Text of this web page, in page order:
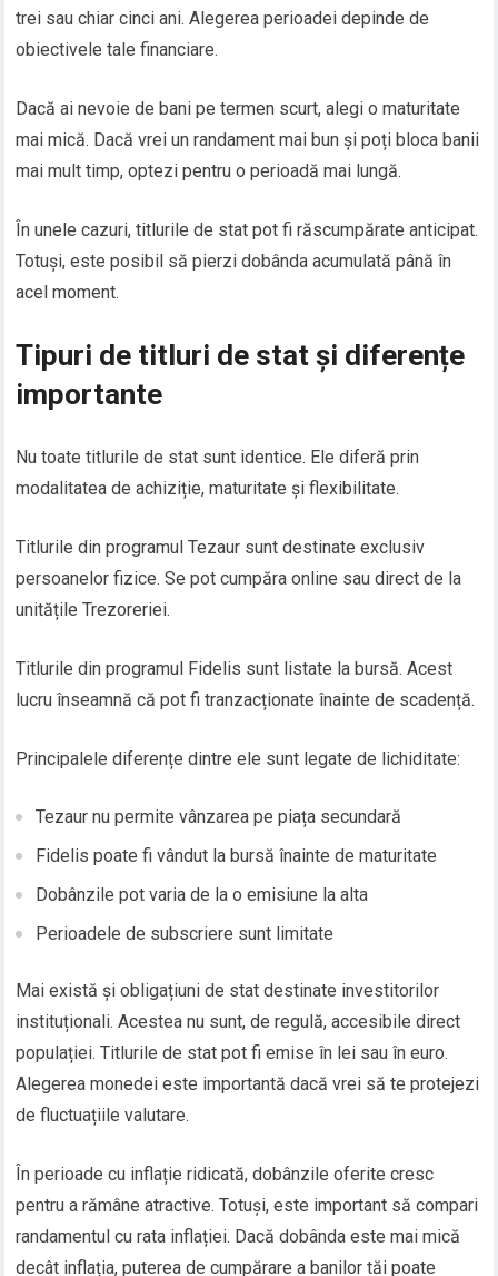
trei sau chiar cinci ani. Alegerea perioadei depinde de
obiectivele tale financiare.
Dacă ai nevoie de bani pe termen scurt, alegi o maturitate
mai mică. Dacă vrei un randament mai bun și poți bloca banii
mai mult timp, optezi pentru o perioadă mai lungă.
În unele cazuri, titlurile de stat pot fi răscumpărate anticipat.
Totuși, este posibil să pierzi dobânda acumulată până în
acel moment.
Tipuri de titluri de stat și diferențe
importante
Nu toate titlurile de stat sunt identice. Ele diferă prin
modalitatea de achiziție, maturitate și flexibilitate.
Titlurile din programul Tezaur sunt destinate exclusiv
persoanelor fizice. Se pot cumpăra online sau direct de la
unitățile Trezoreriei.
Titlurile din programul Fidelis sunt listate la bursă. Acest
lucru înseamnă că pot fi tranzacționate înainte de scadență.
Principalele diferențe dintre ele sunt legate de lichiditate:
Tezaur nu permite vânzarea pe piața secundară
Fidelis poate fi vândut la bursă înainte de maturitate
Dobânzile pot varia de la o emisiune la alta
Perioadele de subscriere sunt limitate
Mai există și obligațiuni de stat destinate investitorilor
instituționali. Acestea nu sunt, de regulă, accesibile direct
populației. Titlurile de stat pot fi emise în lei sau în euro.
Alegerea monedei este importantă dacă vrei să te protejezi
de fluctuațiile valutare.
În perioade cu inflație ridicată, dobânzile oferite cresc
pentru a rămâne atractive. Totuși, este important să compari
randamentul cu rata inflației. Dacă dobânda este mai mică
decât inflația, puterea de cumpărare a banilor tăi poate